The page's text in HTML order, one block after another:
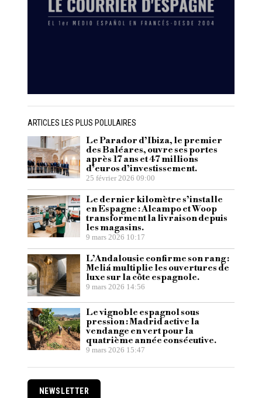
ARTICLES LES PLUS POLULAIRES
Le Parador d’Ibiza, le premier
des Baléares, ouvre ses portes
après 17 ans et 47 millions
d’euros d’investissement.
25 février 2026 09:00
Le dernier kilomètre s’installe
en Espagne : Alcampo et Woop
transforment la livraison depuis
les magasins.
9 mars 2026 10:17
L’Andalousie confirme son rang :
Meliá multiplie les ouvertures de
luxe sur la côte espagnole.
9 mars 2026 14:56
Le vignoble espagnol sous
pression : Madrid active la
vendange en vert pour la
quatrième année consécutive.
9 mars 2026 15:47
NEWSLETTER